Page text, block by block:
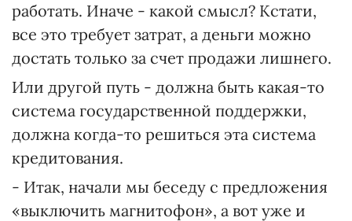
работать. Иначе - какой смысл? Кстати,
все это требует затрат, а деньги можно
достать только за счет продажи лишнего.
Или другой путь - должна быть какая-то
система государственной поддержки,
должна когда-то решиться эта система
кредитования.
- Итак, начали мы беседу с предложения
«выключить магнитофон», а вот уже и